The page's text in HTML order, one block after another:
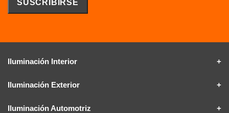
Iluminación Interior
Iluminación Exterior
Iluminación Automotriz